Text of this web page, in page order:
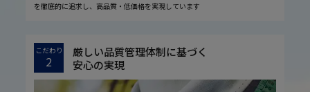
を徹底的に追求し、高品質・低価格を実現しています
こだわり
2
厳しい品質管理体制に基づく
安心の実現